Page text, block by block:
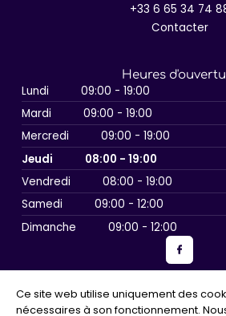
+33 6 65 34 74
Contacter
Heures
Lundi
09:00 - 19:00
Mardi
09:00 - 19:00
Mercredi
09:00 - 19:00
Jeudi
08:00 - 19:00
Vendredi
08:00 - 19:00
Samedi
09:00 - 12:00
Dimanche
09:00 - 12:00
© Conciergerie Le
Ce site web utilise uniquement des
nécessaires à son fonctionnement.